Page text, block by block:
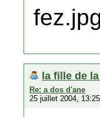
la fille de
Re: a dos d'ane
25 juillet 2004, 13:25